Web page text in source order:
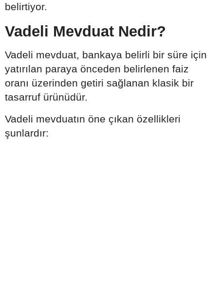
belirtiyor.
Vadeli Mevduat Nedir?
Vadeli mevduat, bankaya belirli bir süre için
yatırılan paraya önceden belirlenen faiz
oranı üzerinden getiri sağlanan klasik bir
tasarruf ürünüdür.
Vadeli mevduatın öne çıkan özellikleri
şunlardır: